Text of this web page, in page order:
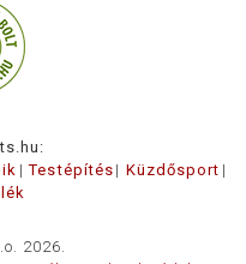
Testépítés
Küzdősport
2026.